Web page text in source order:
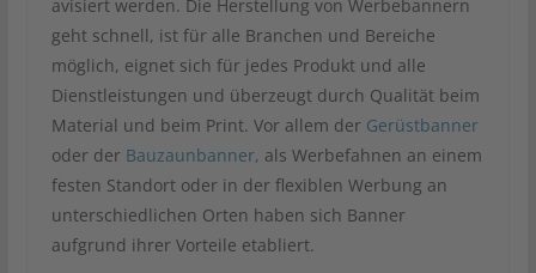
avisiert werden. Die Herstellung von Werbebannern
geht schnell, ist für alle Branchen und Bereiche
möglich, eignet sich für jedes Produkt und alle
Dienstleistungen und überzeugt durch Qualität beim
Material und beim Print. Vor allem der Gerüstbanner
oder der Bauzaunbanner, als Werbefahnen an einem
festen Standort oder in der flexiblen Werbung an
unterschiedlichen Orten haben sich Banner
aufgrund ihrer Vorteile etabliert.